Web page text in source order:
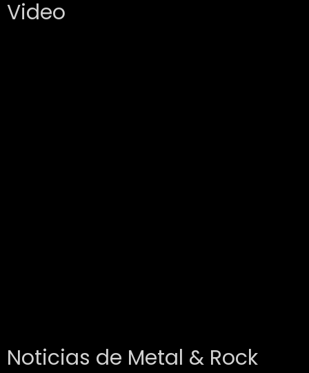
Video
Noticias de Metal & Rock